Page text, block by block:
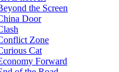
the Screen
Door
Zone
Cat
Forward